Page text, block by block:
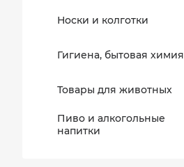
Носки и колготки
Гигиена, бытовая химия
Товары для животных
Пиво и алкогольные
напитки